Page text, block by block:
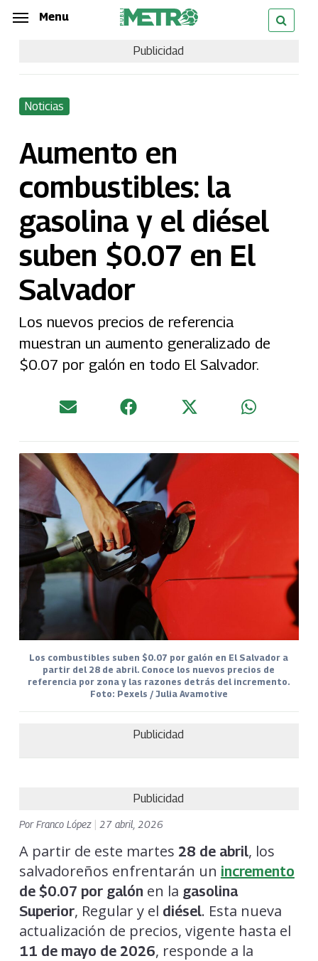
Skip
content
Menu
Publicidad
Noticias
Aumento en
combustibles: la
gasolina y el diésel
suben $0.07 en El
Salvador
Los nuevos precios de referencia
muestran un aumento generalizado de
$0.07 por galón en todo El Salvador.
Los combustibles suben $0.07 por galón en El Salvador a
partir del 28 de abril. Conoce los nuevos precios de
referencia por zona y las razones detrás del incremento.
Foto: Pexels / Julia Avamotive
Publicidad
Publicidad
PorFranco López 27 abril, 2026
A partir de este martes 28 de abril, los
salvadoreños enfrentarán un incremento
de $0.07 por galón en la gasolina
Superior, Regular y el diésel. Esta nueva
actualización de precios, vigente hasta el
11 de mayo de 2026, responde a la
Menu